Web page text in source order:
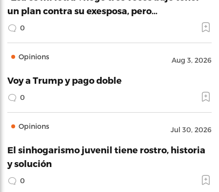
un plan contra su exesposa, pero…
0
Opinions Aug 3, 2026
Voy a Trump y pago doble
0
Opinions Jul 30, 2026
El sinhogarismo juvenil tiene rostro, historia
y solución
0